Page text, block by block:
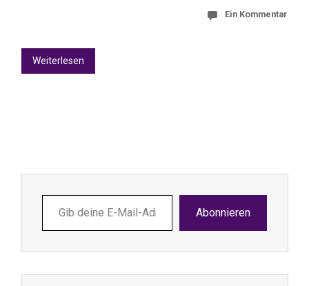
Ein Kommentar
Weiterlesen
deine
E-
ein ...
Abonnieren